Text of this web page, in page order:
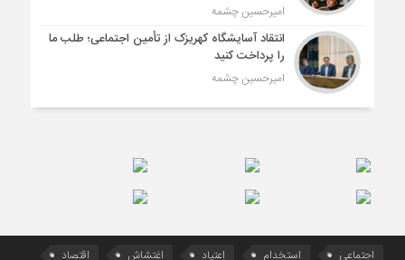
امیرحسین چشمه
انتقاد آسایشگاه کهریزک از تأمین اجتماعی؛ طلب ما
را پرداخت کنید
امیرحسین چشمه
اجتماعی استخدام اعتیاد اغتشاش
اقتصاد